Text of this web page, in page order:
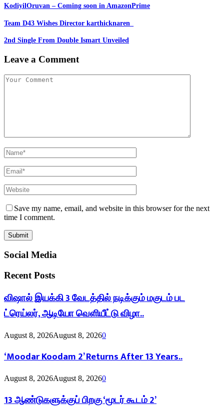
KodiyilOruvan – Coming soon in AmazonPrime
Team D43 Wishes Director karthicknaren_
2nd Single From Double Ismart Unveiled
Leave a Comment
Save my name, email, and website in this browser for the next
time I comment.
Social Media
Recent Posts
விஷால் இயக்கி 3 வேடத்தில் நடிக்கும் மகுடம் பட
ட்ரெய்லர், ஆடியோ வெளியீட்டு விழா..
August 8, 2026August 8, 20260
‘Moodar Koodam 2’ Returns After 13 Years..
August 8, 2026August 8, 20260
13 ஆண்டுகளுக்குப் பிறகு ‘மூடர் கூடம் 2’